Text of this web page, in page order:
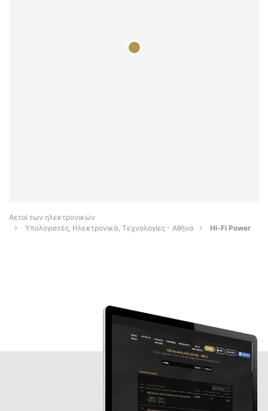
Αετοί των ηλεκτρονικών
Υπολογιστές, Ηλεκτρονικά, Τεχνολογίες - Αθήνα
Hi-Fi Power